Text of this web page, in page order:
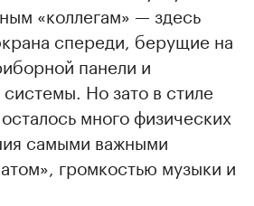
«коллегам» — здесь
спереди, берущие на
панели и
Но зато в стиле
много физических
самыми важными
громкостью музыки и